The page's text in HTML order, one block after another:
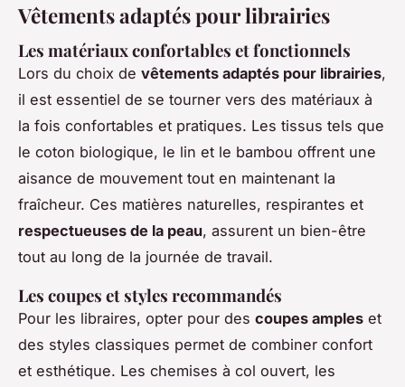
Vêtements adaptés pour librairies
Les matériaux confortables et fonctionnels
Lors du choix de vêtements adaptés pour librairies,
il est essentiel de se tourner vers des matériaux à
la fois confortables et pratiques. Les tissus tels que
le coton biologique, le lin et le bambou offrent une
aisance de mouvement tout en maintenant la
fraîcheur. Ces matières naturelles, respirantes et
respectueuses de la peau, assurent un bien-être
tout au long de la journée de travail.
Les coupes et styles recommandés
Pour les libraires, opter pour des coupes amples et
des styles classiques permet de combiner confort
et esthétique. Les chemises à col ouvert, les